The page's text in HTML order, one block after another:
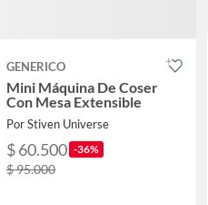
GENERICO
Mini Máquina De Coser
Con Mesa Extensible
Por Stiven Universe
$ 60.500 -36%
$ 95.000